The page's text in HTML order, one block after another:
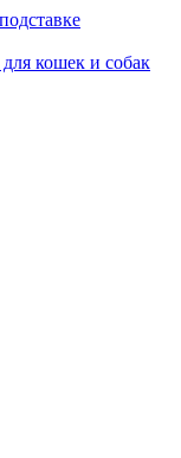
кошек и собак